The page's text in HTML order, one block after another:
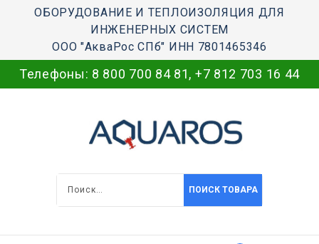
ОБОРУДОВАНИЕ И ТЕПЛОИЗОЛЯЦИЯ ДЛЯ
ИНЖЕНЕРНЫХ СИСТЕМ
ООО "АкваРос СПб" ИНН 7801465346
Телефоны: 8 800 700 84 81, +7 812 703 16 44
ПОИСК ТОВАРА